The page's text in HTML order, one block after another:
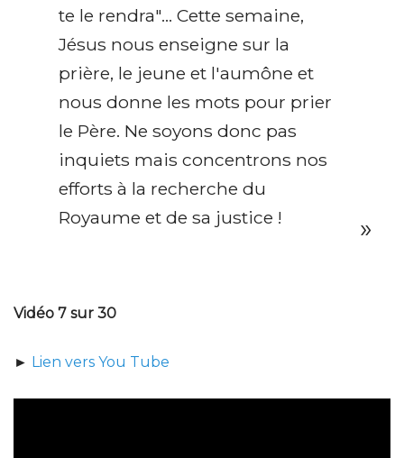
te le rendra"... Cette semaine,
Jésus nous enseigne sur la
prière, le jeune et l'aumône et
nous donne les mots pour prier
le Père. Ne soyons donc pas
inquiets mais concentrons nos
efforts à la recherche du
Royaume et de sa justice !
Vidéo 7 sur 30
► Lien vers You Tube